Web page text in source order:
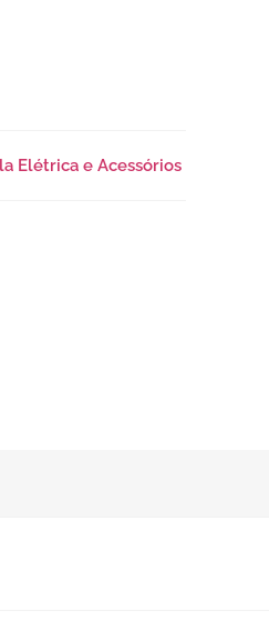
Elétrica e Acessórios